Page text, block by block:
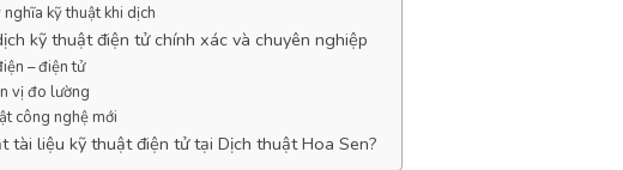
kỹ thuật khi dịch
kỹ thuật điện tử chính xác và chuyên nghiệp
– điện tử
vị đo lường
công nghệ mới
tài liệu kỹ thuật điện tử tại Dịch thuật Hoa Sen?